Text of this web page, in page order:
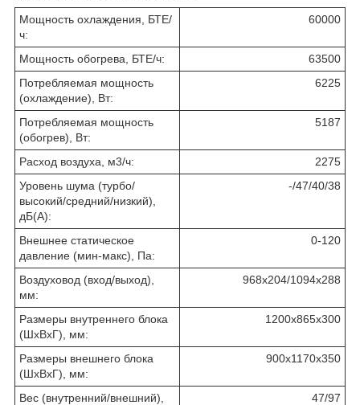
Мощность охлаждения, БТЕ/
ч:
60000
Мощность обогрева, БТЕ/ч:
63500
Потребляемая мощность
(охлаждение), Вт:
6225
Потребляемая мощность
(обогрев), Вт:
5187
Расход воздуха, м3/ч:
2275
Уровень шума (турбо/
высокий/средний/низкий),
дБ(А):
-/47/40/38
Внешнее статическое
давление (мин-макс), Па:
0-120
Воздуховод (вход/выход),
мм:
968х204/1094х288
Размеры внутреннего блока
(ШхВхГ), мм:
1200х865х300
Размеры внешнего блока
(ШхВхГ), мм:
900х1170х350
Вес (внутренний/внешний),
47/97